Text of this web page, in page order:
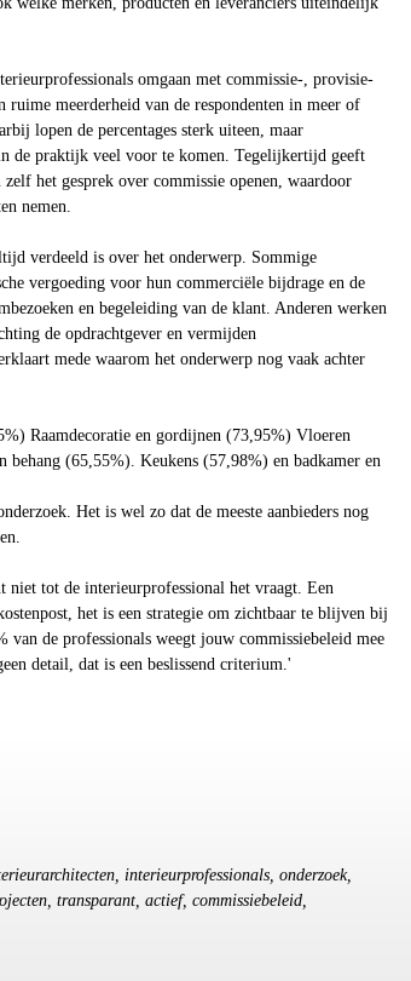
omgaan met commissie-, provisie-
meerderheid van de respondenten in meer of
lopen de percentages sterk uiteen, maar
de praktijk veel voor te komen. Tegelijkertijd geeft
het gesprek over commissie openen, waardoor
nemen.
verdeeld is over het onderwerp. Sommige
vergoeding voor hun commerciële bijdrage en de
en begeleiding van de klant. Anderen werken
de opdrachtgever en vermijden
mede waarom het onderwerp nog vaak achter
Raamdecoratie en gordijnen (73,95%) Vloeren
(65,55%). Keukens (57,98%) en badkamer en
Het is wel zo dat de meeste aanbieders nog
niet tot de interieurprofessional het vraagt. Een
het is een strategie om zichtbaar te blijven bij
de professionals weegt jouw commissiebeleid mee
detail, dat is een beslissend criterium.'
interieurprofessionals, onderzoek,
transparant, actief, commissiebeleid,